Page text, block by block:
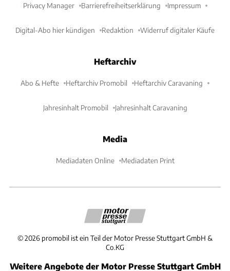
Privacy Manager Barrierefreiheitserklärung Impressum
Digital-Abo hier kündigen Redaktion Widerruf digitaler Käufe
Heftarchiv
Abo & Hefte Heftarchiv Promobil Heftarchiv Caravaning
Jahresinhalt Promobil Jahresinhalt Caravaning
Media
Mediadaten Online Mediadaten Print
©2026 promobil ist ein Teil der Motor Presse Stuttgart GmbH &
Co.KG
Weitere Angebote der Motor Presse Stuttgart GmbH